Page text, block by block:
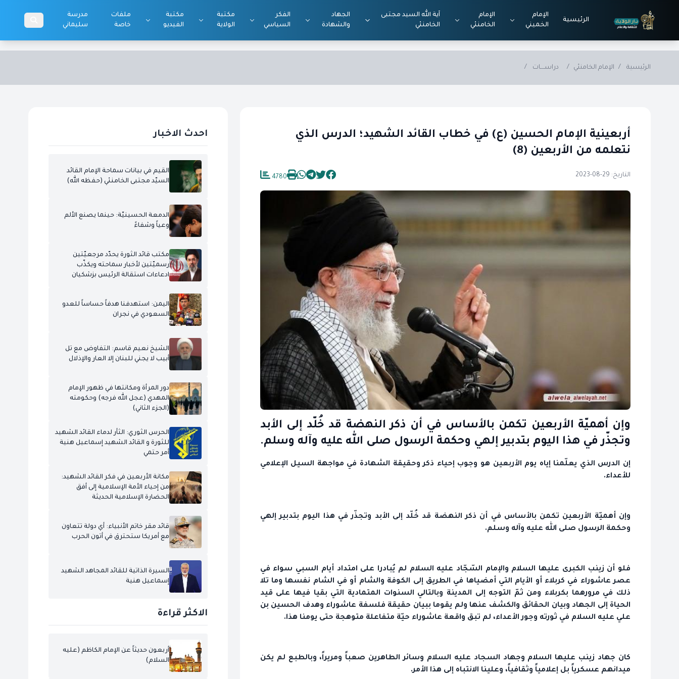
الرئيسية
الإمام
الخميني
الإمام
الخامنئي
آية الله السيد مجتبى
الخامنئي
الجهاد
والشهادة
الفكر
السياسي
مكتبة
الولاية
مكتبة
الفيديو
ملفات
خاصة
مدرسة
سليماني
الرئيسية / الإمام الخامنئي / دراســــات /
أربعينية الإمام الحسين (ع) في خطاب القائد الشهيد؛ الدرس الذي
نتعلمه من الأربعين (8)
التاريخ: 29-08-2023 4780
وإن أهميّة الأربعين تكمن بالأساس في أن ذكر النهضة قد خُلّد إلى الأبد
وتجذّر في هذا اليوم بتدبير إلهي وحكمة الرسول صلى الله عليه وآله وسلم.
إن الدرس الذي يعلّمنا إياه يوم الأربعين هو وجوب إحياء ذكر وحقيقة الشهادة في مواجهة السيل الإعلامي
للأعداء.
وإن أهميّة الأربعين تكمن بالأساس في أن ذكر النهضة قد خُلّد إلى الأبد وتجذّر في هذا اليوم بتدبير إلهي
وحكمة الرسول صلى الله عليه وآله وسلم.
فلو أن زينب الكبرى عليها السلام والإمام السّجّاد عليه السلام لم يُبادرا على امتداد أيام السبي سواء في
عصر عاشوراء في كربلاء أو الأيام التي أمضياها في الطريق إلى الكوفة والشام أو في الشام نفسها وما تلا
ذلك في مرورهما بكربلاء ومن ثمّ التوجه إلى المدينة وبالتالي السنوات المتمادية التي بقيا فيها على قيد
الحياة إلى الجهاد وبيان الحقائق والكشف عنها ولم يقوما ببيان حقيقة فلسفة عاشوراء وهدف الحسين بن
علي‏ عليه السلام في ثورته وجور الأعداء، لم تبق واقعة عاشوراء حيّة متفاعلة متوهجة حتى يومنا هذا.
كان جهاد زينب عليها السلام وجهاد السجاد عليه السلام وسائر الطاهرين صعباً ومريراً، وبالطبع لم يكن
ميدانهم عسكرياً بل إعلامياً وثقافياً، وعلينا الانتباه إلى هذا الأمر.
احدث الاخبار
القيم في بيانات سماحة الإمام القائد
السيّد مجتبى الخامنئي (حفظه الله)
الدمعة الحسينيّة: حينما يصنع الألم
وعياً وشفاءً
مكتب قائد الثورة يحدّد مرجعيّتين
رسميّتين لأخبار سماحته ويكذّب
ادعاءات استقالة الرئيس بزشكيان
اليمن: استهدفنا هدفاً حساساً للعدو
السعودي في نجران
الشيخ نعيم قاسم: التفاوض مع تل
أبيب لا يجني للبنان إلا العار والإذلال
دور المرأة ومكانتها في ظهور الإمام
المهدي (عجل الله فرجه) وحكومته
(الجزء الثاني)
الحرس الثوري: الثأر لدماء القائد الشهيد
للثورة و القائد الشهيد إسماعيل هنية
أمر حتمي
مكانة الأربعين في فكر القائد الشهيد:
من إحياء الأمة الإسلامية إلى أفق
الحضارة الإسلامية الحديثة
قائد مقر خاتم الأنبياء: أي دولة تتعاون
مع أمريكا ستحترق في أتون الحرب
السيرة الذاتية للقائد المجاهد الشهيد
إسماعيل هنية
الاكثر قراءة
أربعون حديثاً عن الإمام الكاظم (عليه
السلام)